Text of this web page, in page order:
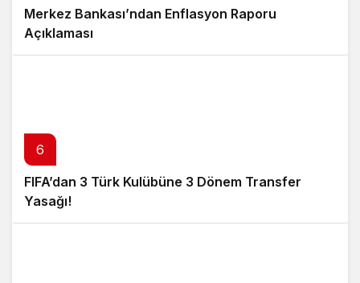
Merkez Bankası’ndan Enflasyon Raporu
Açıklaması
6
FIFA’dan 3 Türk Kulübüne 3 Dönem Transfer
Yasağı!